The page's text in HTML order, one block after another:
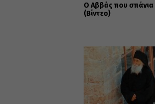
Ο Αββάς που σπάνια
(Βίντεο)